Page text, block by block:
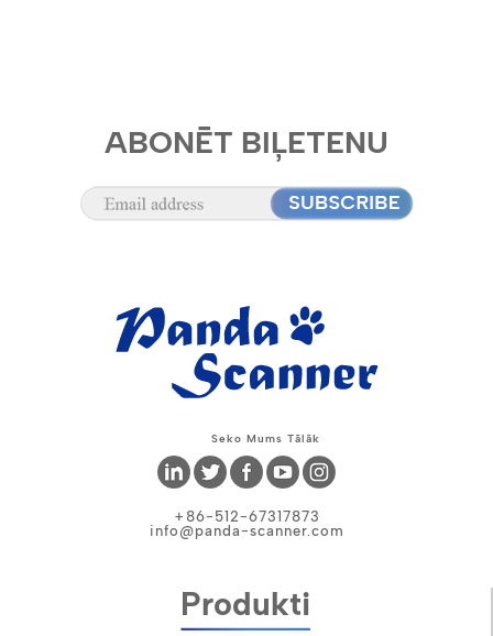
ABONĒT BIĻETENU
Seko Mums Tālāk
+86-512-67317873
info@panda-scanner.com
Produkti